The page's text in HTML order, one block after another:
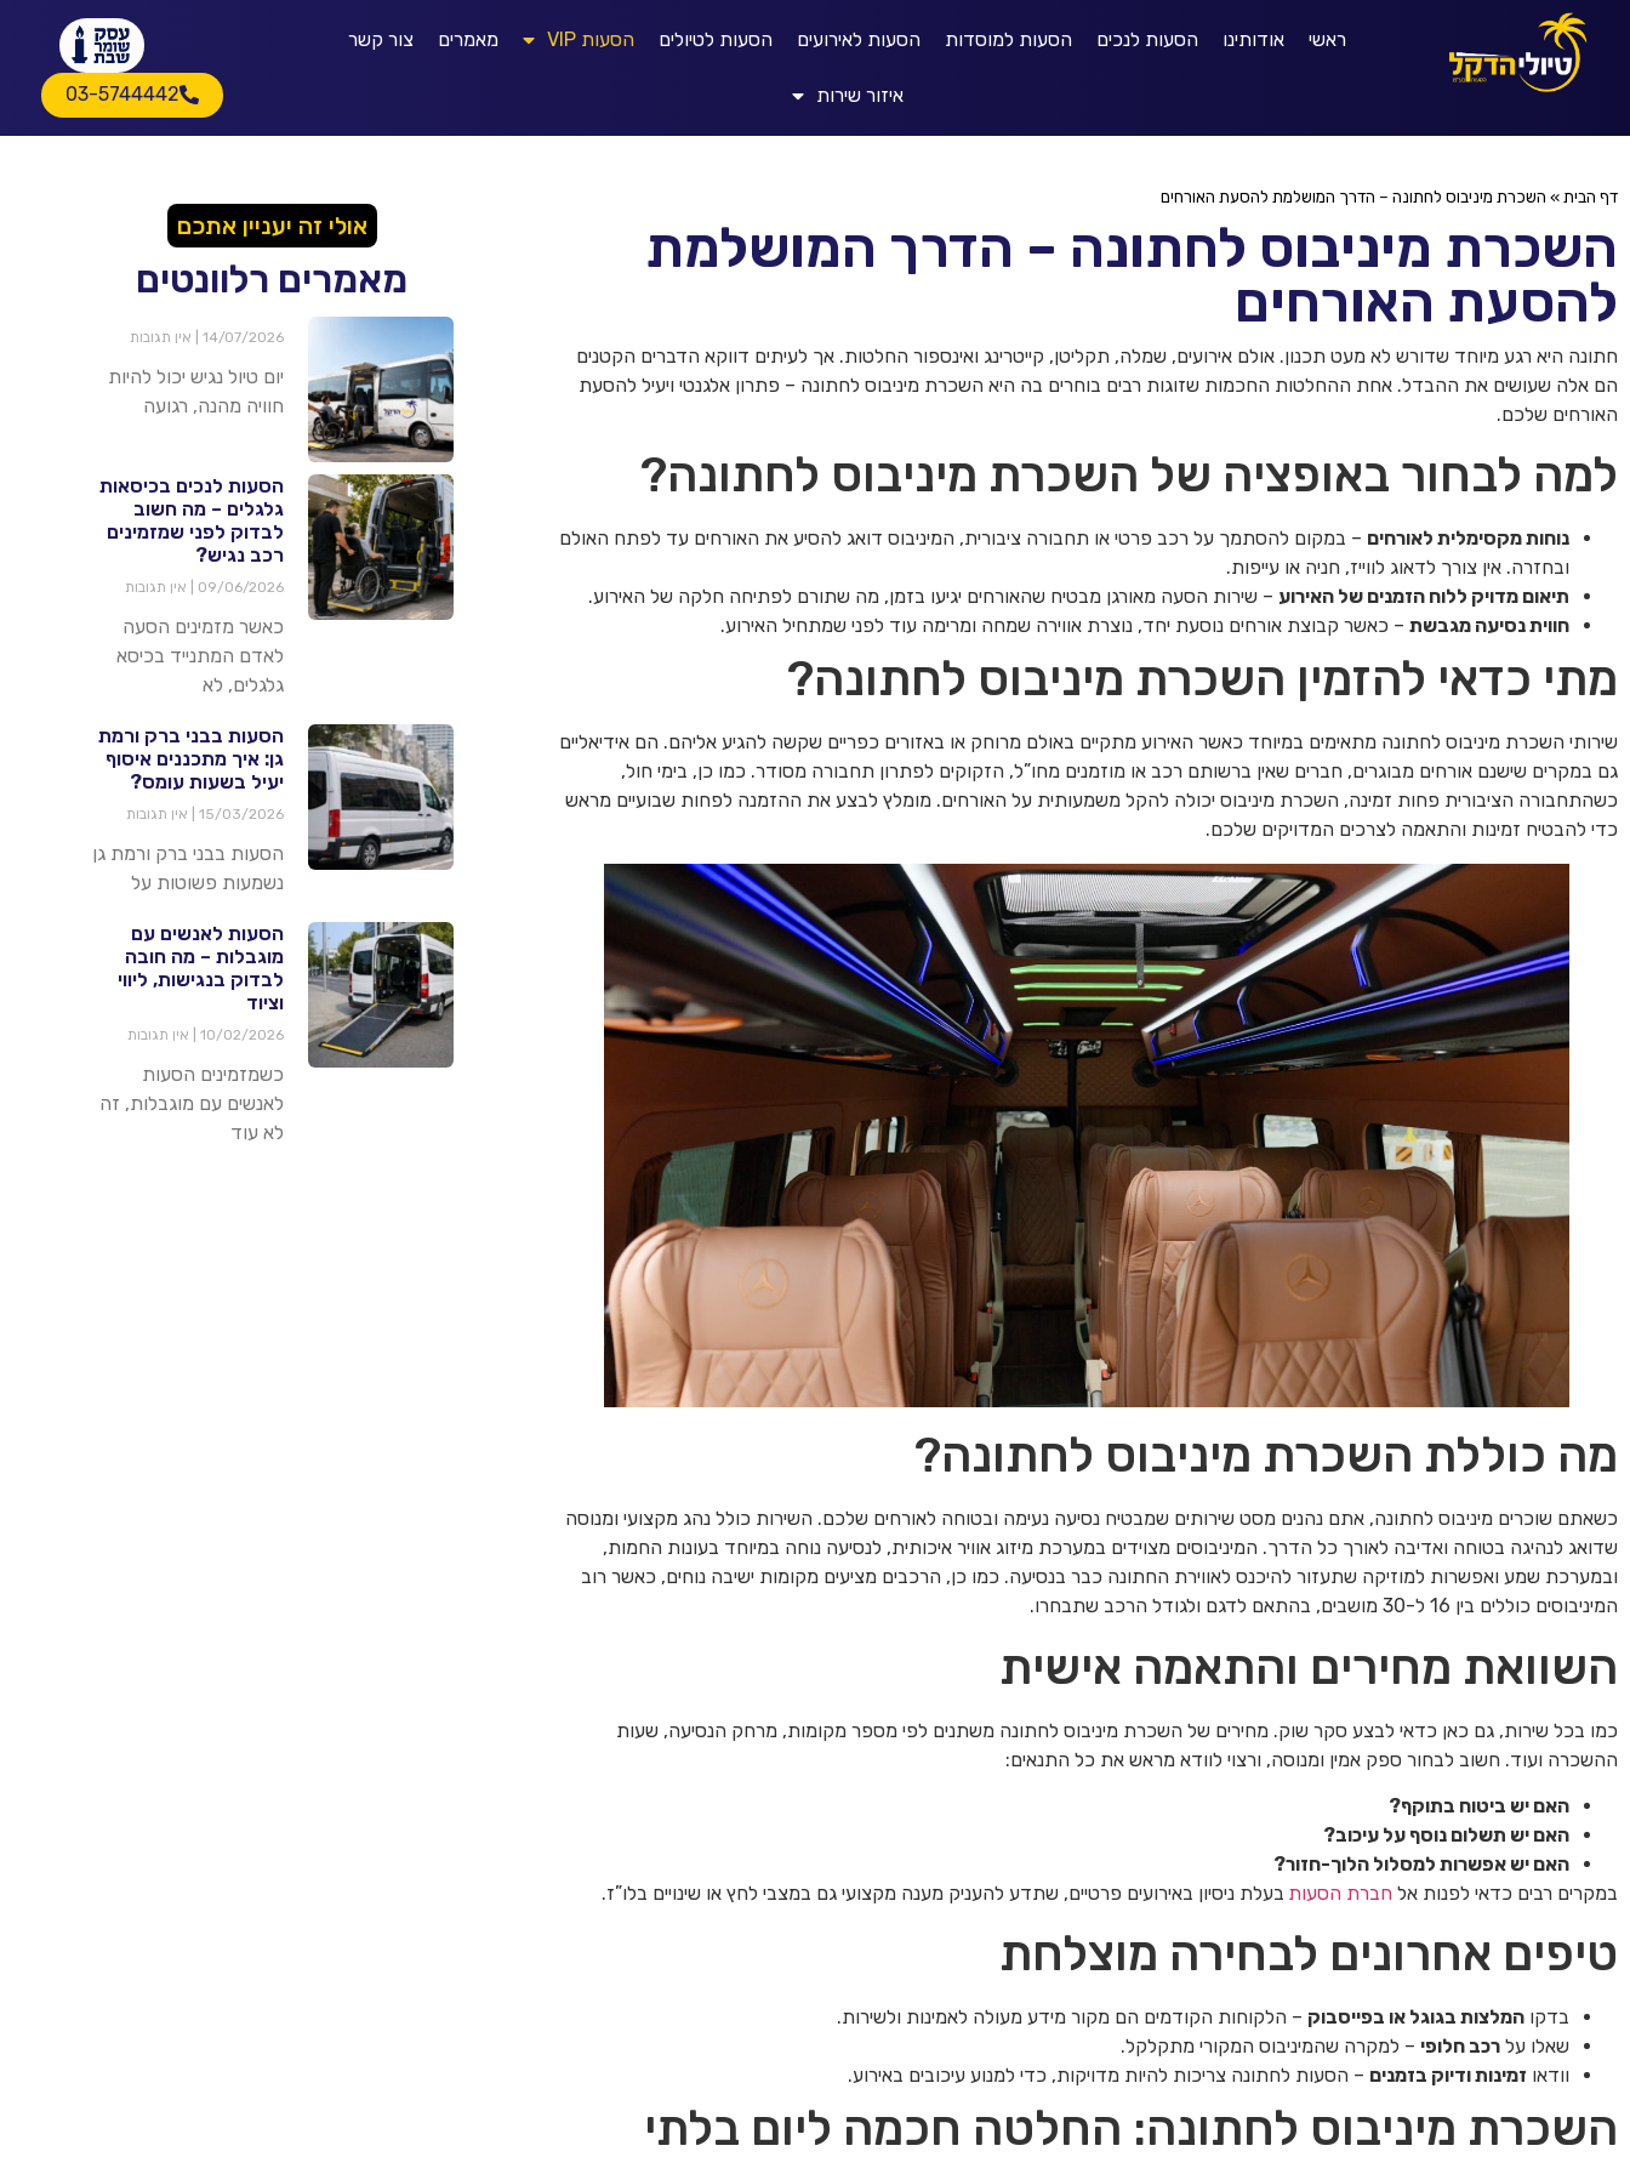
ראשי אודותינו הסעות לנכים הסעות למוסדות הסעות לאירועים הסעות לטיולים הסעות VIP מאמרים צור קשר
איזור שירות 03-5744442
דף הבית » השכרת מיניבוס לחתונה – הדרך המושלמת להסעת האורחים
השכרת מיניבוס לחתונה – הדרך המושלמת
להסעת האורחים
חתונה היא רגע מיוחד שדורש לא מעט תכנון. אולם אירועים, שמלה, תקליטן, קייטרינג ואינספור החלטות. אך לעיתים דווקא הדברים הקטנים
הם אלה שעושים את ההבדל. אחת ההחלטות החכמות שזוגות רבים בוחרים בה היא השכרת מיניבוס לחתונה – פתרון אלגנטי ויעיל להסעת
האורחים שלכם.
למה לבחור באופציה של השכרת מיניבוס לחתונה?
נוחות מקסימלית לאורחים – במקום להסתמך על רכב פרטי או תחבורה ציבורית, המיניבוס דואג להסיע את האורחים עד לפתח האולם
ובחזרה. אין צורך לדאוג לווייז, חניה או עייפות.
תיאום מדויק ללוח הזמנים של האירוע – שירות הסעה מאורגן מבטיח שהאורחים יגיעו בזמן, מה שתורם לפתיחה חלקה של האירוע.
חווית נסיעה מגבשת – כאשר קבוצת אורחים נוסעת יחד, נוצרת אווירה שמחה ומרימה עוד לפני שמתחיל האירוע.
מתי כדאי להזמין השכרת מיניבוס לחתונה?
שירותי השכרת מיניבוס לחתונה מתאימים במיוחד כאשר האירוע מתקיים באולם מרוחק או באזורים כפריים שקשה להגיע אליהם. הם אידיאליים
גם במקרים שישנם אורחים מבוגרים, חברים שאין ברשותם רכב או מוזמנים מחו”ל, הזקוקים לפתרון תחבורה מסודר. כמו כן, בימי חול,
כשהתחבורה הציבורית פחות זמינה, השכרת מיניבוס יכולה להקל משמעותית על האורחים. מומלץ לבצע את ההזמנה לפחות שבועיים מראש
כדי להבטיח זמינות והתאמה לצרכים המדויקים שלכם.
מה כוללת השכרת מיניבוס לחתונה?
כשאתם שוכרים מיניבוס לחתונה, אתם נהנים מסט שירותים שמבטיח נסיעה נעימה ובטוחה לאורחים שלכם. השירות כולל נהג מקצועי ומנוסה
שדואג לנהיגה בטוחה ואדיבה לאורך כל הדרך. המיניבוסים מצוידים במערכת מיזוג אוויר איכותית, לנסיעה נוחה במיוחד בעונות החמות,
ובמערכת שמע ואפשרות למוזיקה שתעזור להיכנס לאווירת החתונה כבר בנסיעה. כמו כן, הרכבים מציעים מקומות ישיבה נוחים, כאשר רוב
המיניבוסים כוללים בין 16 ל-30 מושבים, בהתאם לדגם ולגודל הרכב שתבחרו.
השוואת מחירים והתאמה אישית
כמו בכל שירות, גם כאן כדאי לבצע סקר שוק. מחירים של השכרת מיניבוס לחתונה משתנים לפי מספר מקומות, מרחק הנסיעה, שעות
ההשכרה ועוד. חשוב לבחור ספק אמין ומנוסה, ורצוי לוודא מראש את כל התנאים:
האם יש ביטוח בתוקף?
האם יש תשלום נוסף על עיכוב?
האם יש אפשרות למסלול הלוך-חזור?
במקרים רבים כדאי לפנות אל חברת הסעות בעלת ניסיון באירועים פרטיים, שתדע להעניק מענה מקצועי גם במצבי לחץ או שינויים בלו”ז.
טיפים אחרונים לבחירה מוצלחת
בדקו המלצות בגוגל או בפייסבוק – הלקוחות הקודמים הם מקור מידע מעולה לאמינות ולשירות.
שאלו על רכב חלופי – למקרה שהמיניבוס המקורי מתקלקל.
וודאו זמינות ודיוק בזמנים – הסעות לחתונה צריכות להיות מדויקות, כדי למנוע עיכובים באירוע.
השכרת מיניבוס לחתונה: החלטה חכמה ליום בלתי
אולי זה יעניין אתכם
מאמרים רלוונטים
14/07/2026 אין תגובות
יום טיול נגיש יכול להיות
חוויה מהנה, רגועה
הסעות לנכים בכיסאות
גלגלים – מה חשוב
לבדוק לפני שמזמינים
רכב נגיש?
09/06/2026 אין תגובות
כאשר מזמינים הסעה
לאדם המתנייד בכיסא
גלגלים, לא
הסעות בבני ברק ורמת
גן: איך מתכננים איסוף
יעיל בשעות עומס?
15/03/2026 אין תגובות
הסעות בבני ברק ורמת גן
נשמעות פשוטות על
הסעות לאנשים עם
מוגבלות – מה חובה
לבדוק בנגישות, ליווי
וציוד
10/02/2026 אין תגובות
כשמזמינים הסעות
לאנשים עם מוגבלות, זה
לא עוד